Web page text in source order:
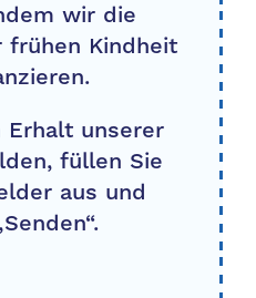
wir die
frühen Kindheit
unserer
füllen Sie
aus und